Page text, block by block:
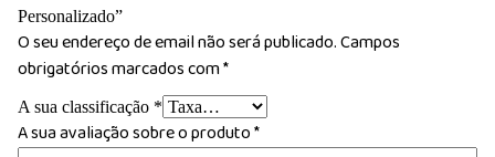
Personalizado”
O seu endereço de email não será publicado.Campos
obrigatórios marcados com*
A sua classificação *
A sua avaliação sobre o produto*